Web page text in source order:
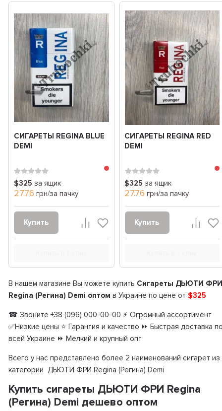
СИГАРЕТЫ REGINA BLUE
DEMI
$325 за ящик
27.76 грн/за пачку
Купить
СИГАРЕТЫ REGINA RED
DEMI
$325 за ящик
27.76 грн/за пачку
Купить
В нашем магазине Вы можете купить Сигареты ДЬЮТИ ФРИ
Regina (Регина) Demi оптом в Украине по цене от $325
☎ Звоните +38 (096) 000-00-00 ⚡ Огромный ассортимент
✅Низкие цены ⭐ Гарантия и качество ⏩ Быстрая доставка
всей Украине ⏩ Мелкий и крупный опт
Всего у нас представлено более 2 наименований сигарет из
категории ДЬЮТИ ФРИ Regina (Регина) Demi
Купить сигареты ДЬЮТИ ФРИ Regina
(Регина) Demi дешево оптом